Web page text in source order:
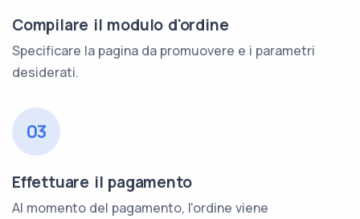
Compilare il modulo d'ordine
Specificare la pagina da promuovere e i parametri
desiderati.
03
Effettuare il pagamento
Al momento del pagamento, l'ordine viene